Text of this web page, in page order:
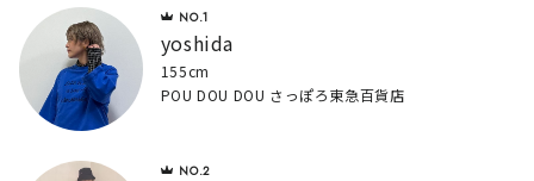
yoshida
155cm
POU DOU DOU さっぽろ東急百貨店